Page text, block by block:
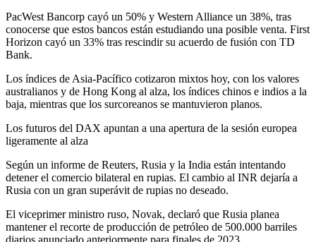
PacWest Bancorp cayó un 50% y Western Alliance un 38%, tras
conocerse que estos bancos están estudiando una posible venta. First
Horizon cayó un 33% tras rescindir su acuerdo de fusión con TD
Bank.
Los índices de Asia-Pacífico cotizaron mixtos hoy, con los valores
australianos y de Hong Kong al alza, los índices chinos e indios a la
baja, mientras que los surcoreanos se mantuvieron planos.
Los futuros del DAX apuntan a una apertura de la sesión europea
ligeramente al alza
Según un informe de Reuters, Rusia y la India están intentando
detener el comercio bilateral en rupias. El cambio al INR dejaría a
Rusia con un gran superávit de rupias no deseado.
El viceprimer ministro ruso, Novak, declaró que Rusia planea
mantener el recorte de producción de petróleo de 500.000 barriles